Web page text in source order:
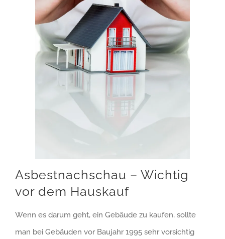
Asbestnachschau – Wichtig
vor dem Hauskauf
Wenn es darum geht, ein Gebäude zu kaufen, sollte
man bei Gebäuden vor Baujahr 1995 sehr vorsichtig